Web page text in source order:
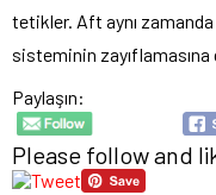
tetikler. Aft aynı zamanda
sisteminin
Paylaşın:
Please follow and